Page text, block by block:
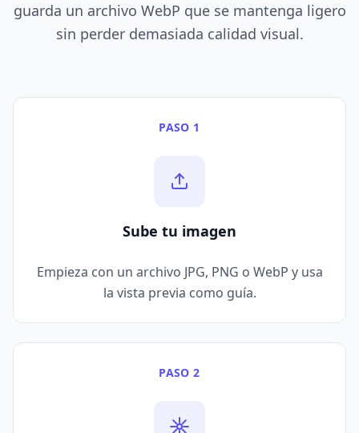
guarda un archivo WebP que se mantenga ligero
sin perder demasiada calidad visual.
PASO 1
Sube tu imagen
Empieza con un archivo JPG, PNG o WebP y usa
la vista previa como guía.
PASO 2